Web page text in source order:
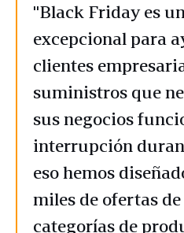
"Black Friday es
excepcional para
clientes
suministros que
sus negocios
interrupción
eso hemos
miles de ofertas
categorías de